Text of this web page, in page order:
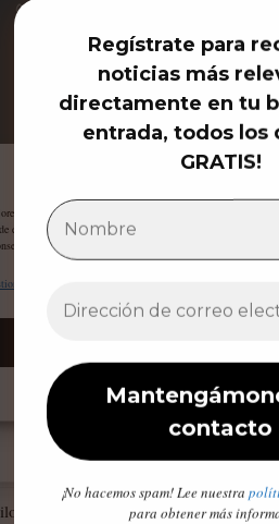
Gestiona tu
experiencias, utilizamos tecnologías como las cookies
estas tecnologías nos permitirá procesar datos como el
o retirar el consentimiento, puede afectar negativamente
proveedores
Opt-out preferences Declaración de
y la tripulación son ejemplos de
Regístrate para
noticias más
directamente en tu
entrada, todos los
GRATIS!
¡No hacemos spam! Lee nuestra
para obtener más